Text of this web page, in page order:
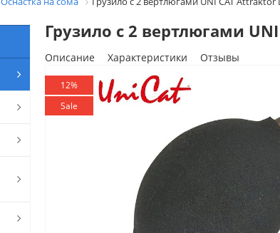
Грузило с 2 вертлюгами
Описание Характеристики Отзывы
12%
Sale